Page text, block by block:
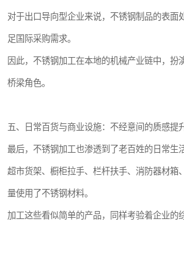
对于出口导向型企业来说，不锈钢制品的表面
足国际采购需求。
因此，不锈钢加工在本地的机械产业链中，扮
桥梁角色。
五、日常百货与商业设施：不经意间的质感提
最后，不锈钢加工也渗透到了老百姓的日常生
超市货架、橱柜拉手、栏杆扶手、消防器材箱
量使用了不锈钢材料。
加工这些看似简单的产品，同样考验着企业的